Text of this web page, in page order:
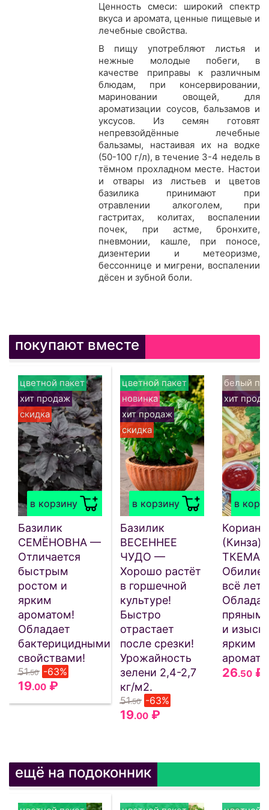
Ценность смеси: широкий спектр
вкуса и аромата, ценные пищевые и
лечебные свойства.
В пищу употребляют листья и
нежные молодые побеги, в
качестве приправы к различным
блюдам, при консервировании,
мариновании овощей, для
ароматизации соусов, бальзамов и
уксусов. Из семян готовят
непревзойдённые лечебные
бальзамы, настаивая их на водке
(50-100 г/л), в течение 3-4 недель в
тёмном прохладном месте. Настои
и отвары из листьев и цветов
базилика принимают при
отравлении алкоголем, при
гастритах, колитах, воспалении
почек, при астме, бронхите,
пневмонии, кашле, при поносе,
дизентерии и метеоризме,
бессоннице и мигрени, воспалении
дёсен и зубной боли.
покупают вместе
в корзину
цветной пакет
хит продаж
скидка
Базилик
СЕМЁНОВНА —
Отличается
быстрым
ростом и
ярким
ароматом!
Обладает
бактерицидными
свойствами!
51.50 -63%
19.00 ₽
в корзину
цветной пакет
новинка
хит продаж
скидка
Базилик
ВЕСЕННЕЕ
ЧУДО —
Хорошо растёт
в горшечной
культуре!
Быстро
отрастает
после срезки!
Урожайность
зелени 2,4-2,7
кг/м2.
51.50 -63%
19.00 ₽
в
белый
хит
(Кинза)
Обилие
всё
пряным
и
ярким
26.50 ₽
ещё на подоконник